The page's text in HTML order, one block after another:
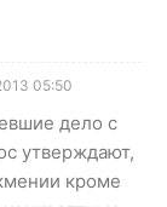
05:50
дело с
утверждают,
кроме